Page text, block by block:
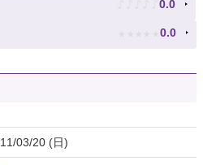
♪ ♪ ♪ ♪ ♪ 0.0
★ ★ ★ ★ ★ 0.0
03/20 (日)